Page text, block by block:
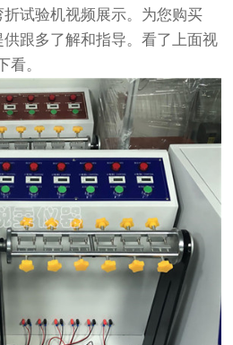
试验机视频展示。为您购买
跟多了解和指导。看了上面视
看。